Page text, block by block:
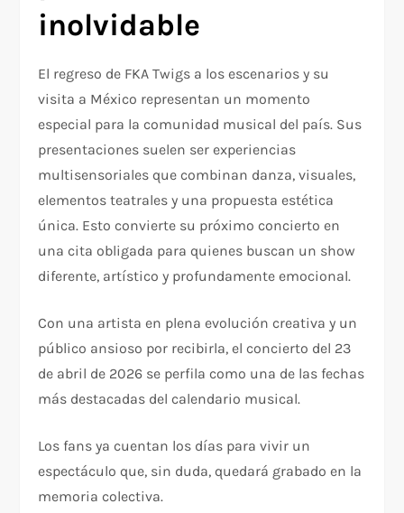
inolvidable
El regreso de FKA Twigs a los escenarios y su
visita a México representan un momento
especial para la comunidad musical del país. Sus
presentaciones suelen ser experiencias
multisensoriales que combinan danza, visuales,
elementos teatrales y una propuesta estética
única. Esto convierte su próximo concierto en
una cita obligada para quienes buscan un show
diferente, artístico y profundamente emocional.
Con una artista en plena evolución creativa y un
público ansioso por recibirla, el concierto del 23
de abril de 2026 se perfila como una de las fechas
más destacadas del calendario musical.
Los fans ya cuentan los días para vivir un
espectáculo que, sin duda, quedará grabado en la
memoria colectiva.